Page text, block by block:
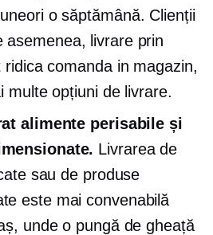
o săptămână. Clienții
asemenea, livrare prin
comanda in magazin,
multe opțiuni de livrare.
alimente perisabile și
Livrarea de
sau de produse
este mai convenabilă
unde o pungă de gheață